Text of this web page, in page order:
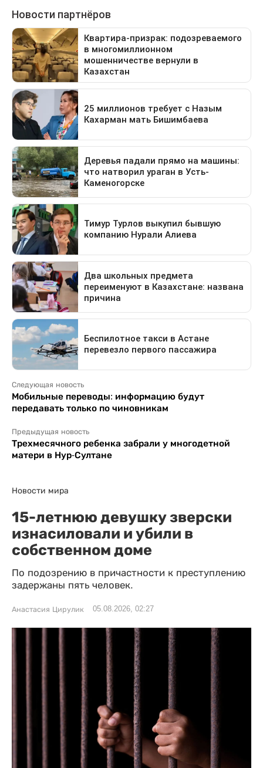
Следующая новость
Мобильные переводы: информацию будут
передавать только по чиновникам
Предыдущая новость
Трехмесячного ребенка забрали у многодетной
матери в Нур-Султане
Новости мира
15-летнюю девушку зверски
изнасиловали и убили в
собственном доме
По подозрению в причастности к преступлению
задержаны пять человек.
Анастасия Цирулик 05.08.2026, 02:27